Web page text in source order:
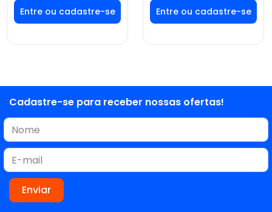
Faça seu login ou
cadastre-se para
ver preços e
Faça seu login ou
cadastre-se para
ver preços e
Cadastre-se para receber nossas ofertas!